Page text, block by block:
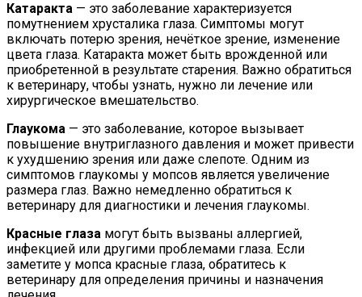
Катаракта — это заболевание характеризуется
помутнением хрусталика глаза. Симптомы могут
включать потерю зрения, нечёткое зрение, изменение
цвета глаза. Катаракта может быть врожденной или
приобретенной в результате старения. Важно обратиться
к ветеринару, чтобы узнать, нужно ли лечение или
хирургическое вмешательство.
Глаукома — это заболевание, которое вызывает
повышение внутриглазного давления и может привести
к ухудшению зрения или даже слепоте. Одним из
симптомов глаукомы у мопсов является увеличение
размера глаз. Важно немедленно обратиться к
ветеринару для диагностики и лечения глаукомы.
Красные глаза могут быть вызваны аллергией,
инфекцией или другими проблемами глаза. Если
заметите у мопса красные глаза, обратитесь к
ветеринару для определения причины и назначения